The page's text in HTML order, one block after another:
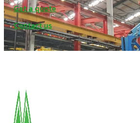
Get a quote
Contact us